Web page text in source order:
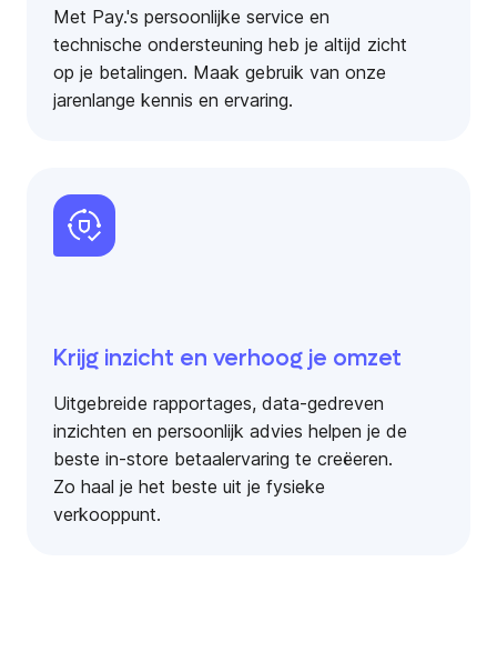
Met Pay.'s persoonlijke service en
technische ondersteuning heb je altijd zicht
op je betalingen. Maak gebruik van onze
jarenlange kennis en ervaring.
Krijg inzicht en verhoog je omzet
Uitgebreide rapportages, data-gedreven
inzichten en persoonlijk advies helpen je de
beste in-store betaalervaring te creëeren.
Zo haal je het beste uit je fysieke
verkooppunt.